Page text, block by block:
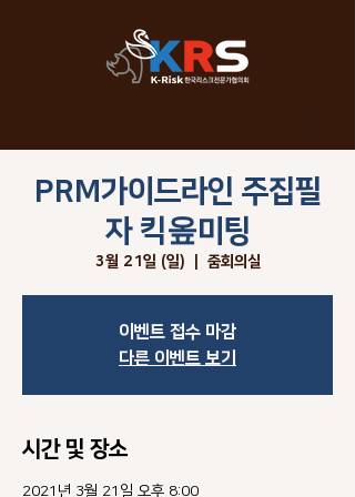
글쓰기
PRM가이드라인 주집필
자 킥옾미팅
3월 21일 (일) 줌회의실
이벤트 접수 마감
다른 이벤트 보기
시간 및 장소
2021년 3월 21일 오후 8:00